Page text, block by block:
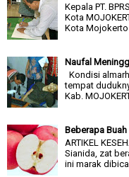
Kepala PT.
Kota
Kota Mojokerto
Naufal
Kondisi
tempat
Kab.
Beberapa
ARTIKEL
Sianida, zat
ini marak